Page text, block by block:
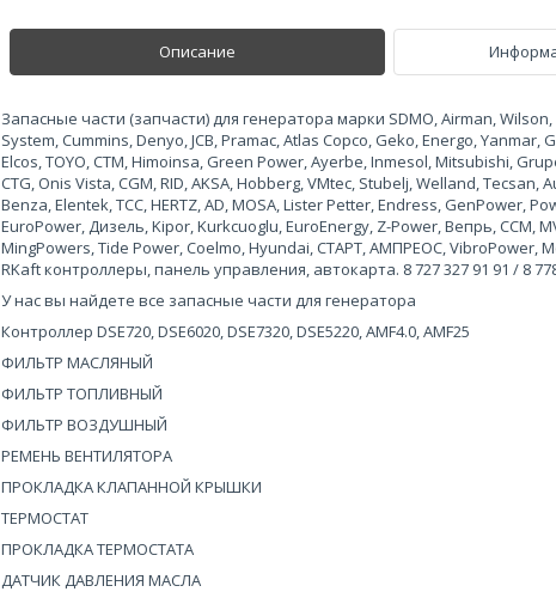
Описание
Запасные части (запчасти) для генератора марки SDMO, Airman,
System, Cummins, Denyo, JCB, Pramac, Atlas Copco, Geko, Energo, Yanmar,
Elcos, TOYO, CTM, Himoinsa, Green Power, Ayerbe, Inmesol, Mitsubishi,
CTG, Onis Vista, CGM, RID, AKSA, Hobberg, VMtec, Stubelj, Welland, Tecsan,
Benza, Elentek, TCC, HERTZ, AD, MOSA, Lister Petter, Endress, GenPower,
EuroPower, Дизель, Kipor, Kurkcuoglu, EuroEnergy, Z-Power, Вепрь, CCM,
MingPowers, Tide Power, Coelmo, Hyundai, СТАРТ, АМПРЕОС, VibroPower,
RKaft контроллеры, панель управления, автокарта. 8 727 327 91 91 / 8
У нас вы найдете все запасные части для генератора
Контроллер DSE720, DSE6020, DSE7320, DSE5220, AMF4.0, AMF25
ФИЛЬТР МАСЛЯНЫЙ
ФИЛЬТР ТОПЛИВНЫЙ
ФИЛЬТР ВОЗДУШНЫЙ
РЕМЕНЬ ВЕНТИЛЯТОРА
ПРОКЛАДКА КЛАПАННОЙ КРЫШКИ
ТЕРМОСТАТ
ПРОКЛАДКА ТЕРМОСТАТА
ДАТЧИК ДАВЛЕНИЯ МАСЛА